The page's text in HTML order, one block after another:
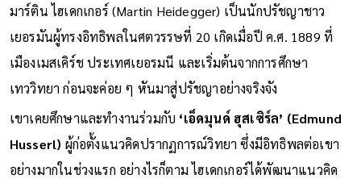
มาร์ติน ไฮเดกเกอร์ (Martin Heidegger) เป็นนักปรัชญาชาว
เยอรมันผู้ทรงอิทธิพลในศตวรรษที่ 20 เกิดเมื่อปี ค.ศ. 1889 ที่
เมืองเมสเคิร์ช ประเทศเยอรมนี และเริ่มต้นจากการศึกษา
เทววิทยา ก่อนจะค่อย ๆ หันมาสู่ปรัชญาอย่างจริงจัง
เขาเคยศึกษาและทำงานร่วมกับ ‘เอ็ดมุนด์ ฮุสเซิร์ล’ (Edmund
Husserl) ผู้ก่อตั้งแนวคิดปรากฏการณ์วิทยา ซึ่งมีอิทธิพลต่อเขา
อย่างมากในช่วงแรก อย่างไรก็ตาม ไฮเดกเกอร์ได้พัฒนาแนวคิด